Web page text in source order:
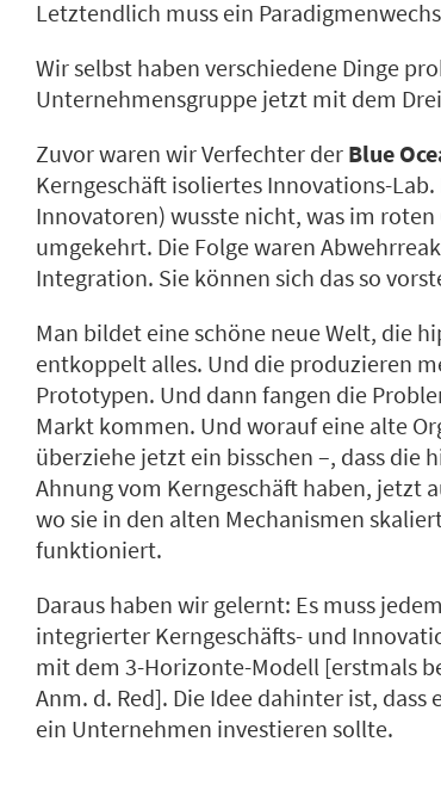
Letztendlich muss ein
Wir selbst haben verschiedene Dinge
Unternehmensgruppe jetzt mit dem
Zuvor waren wir Verfechter der Blue
Kerngeschäft isoliertes Innovations-
Innovatoren) wusste nicht, was im
umgekehrt. Die Folge waren
Integration. Sie können sich das so
Man bildet eine schöne neue Welt, die
entkoppelt alles. Und die produzieren
Prototypen. Und dann fangen die
Markt kommen. Und worauf eine alte
überziehe jetzt ein bisschen –, dass die
Ahnung vom Kerngeschäft haben, jetzt
wo sie in den alten Mechanismen
funktioniert.
Daraus haben wir gelernt: Es muss
integrierter Kerngeschäfts- und
mit dem 3-Horizonte-Modell [erstmals
Anm. d. Red]. Die Idee dahinter ist,
ein Unternehmen investieren sollte.